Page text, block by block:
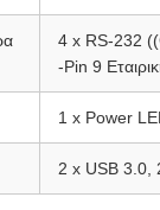
4 x RS-232
-Pin 9
1 x Power
2 x USB 3.0,